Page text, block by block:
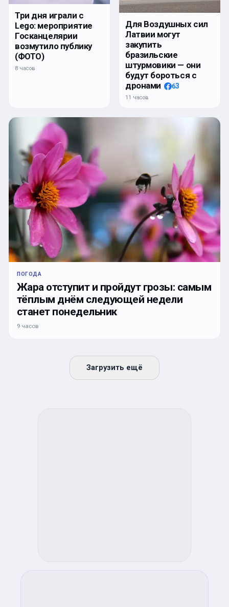
Три дня играли с
Lego: мероприятие
Госканцелярии
возмутило публику
(ФОТО)
8 часов
Для Воздушных сил
Латвии могут
закупить
бразильские
штурмовики — они
будут бороться с
дронами
63
11 часов
ПОГОДА
Жара отступит и пройдут грозы: самым
тёплым днём следующей недели
станет понедельник
9 часов
Загрузить ещё